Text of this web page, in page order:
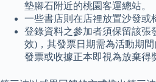
墊腳石附近的桃園客運總站。
一些書店則在店裡放置沙發或
登錄資料之參加者須保留該張
效)，其發票日期需為活動期
發票或收據正本即視為放棄得